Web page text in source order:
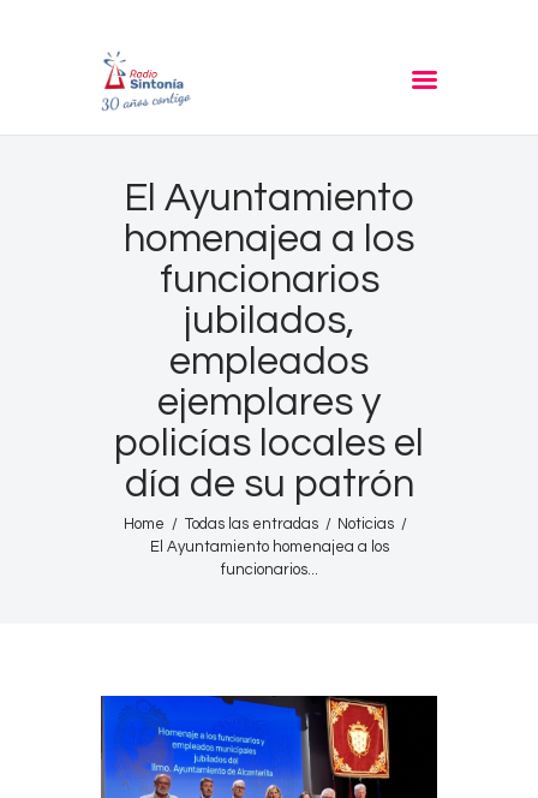
El Ayuntamiento
homenajea a los
funcionarios
jubilados,
empleados
ejemplares y
policías locales el
día de su patrón
Home Todas las entradas
Noticias
El Ayuntamiento homenajea a los
funcionarios...
RADIO SINTONIA
Informativos
Entrevistas
Noticias
Podcast
PROGRAMACIÓN
Nuestra Historia
Contacto